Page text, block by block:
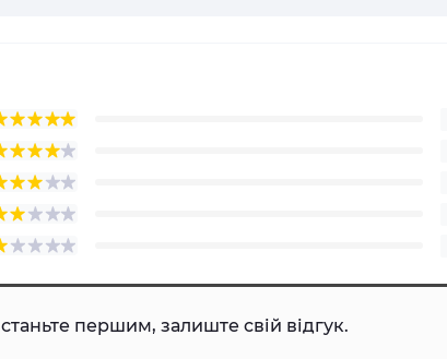
першим, залиште свій відгук.